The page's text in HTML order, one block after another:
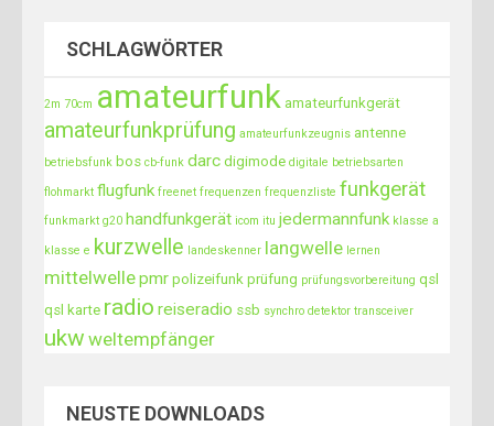
SCHLAGWÖRTER
2m 70cm amateurfunk amateurfunkgerät
amateurfunkprüfung amateurfunkzeugnis antenne
betriebsfunk bos cb-funk darc digimode digitale betriebsarten
flohmarkt flugfunk freenet frequenzen frequenzliste funkgerät
funkmarkt g20 handfunkgerät icom itu jedermannfunk klasse a
klasse e kurzwelle landeskenner langwelle lernen
mittelwellepmr polizeifunk prüfung prüfungsvorbereitung qsl
qsl karte radio reiseradio ssb synchro detektor transceiver
ukw weltempfänger
NEUSTE DOWNLOADS